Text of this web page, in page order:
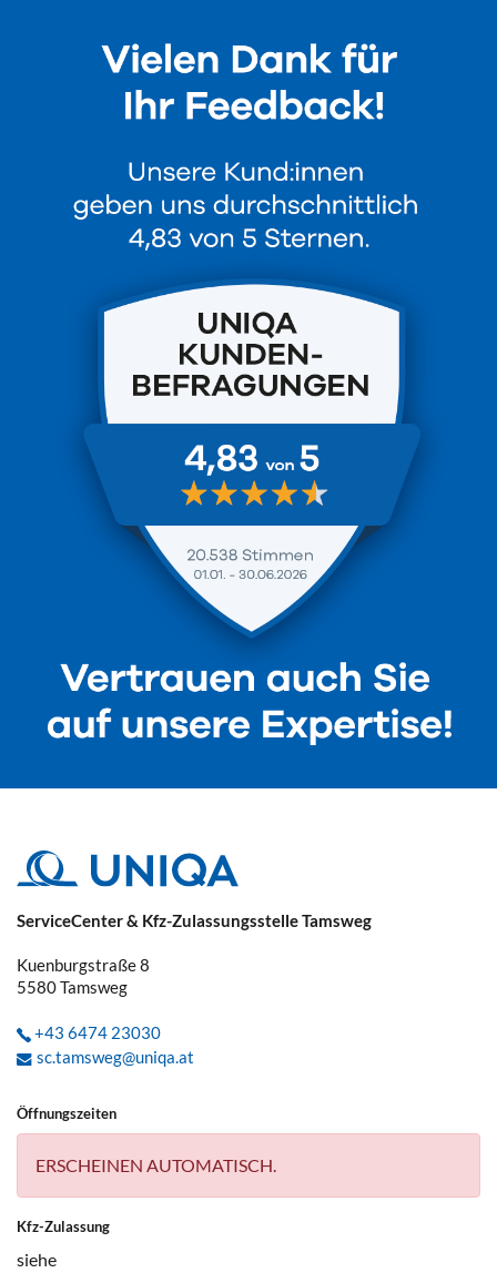
ServiceCenter & Kfz-Zulassungsstelle Tamsweg
Kuenburgstraße 8
5580Tamsweg
+43 6474 23030
sc.tamsweg@uniqa.at
Öffnungszeiten
ERSCHEINEN AUTOMATISCH.
Kfz-Zulassung
siehe